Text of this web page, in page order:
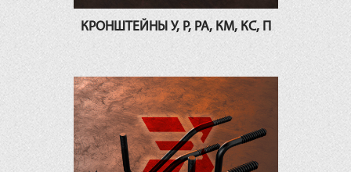
КРОНШТЕЙНЫ У, Р, РА, КМ, КС, П